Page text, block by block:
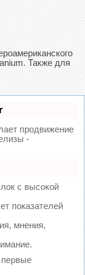
Также для
продвижение
-
с высокой
показателей
мнения,
первые